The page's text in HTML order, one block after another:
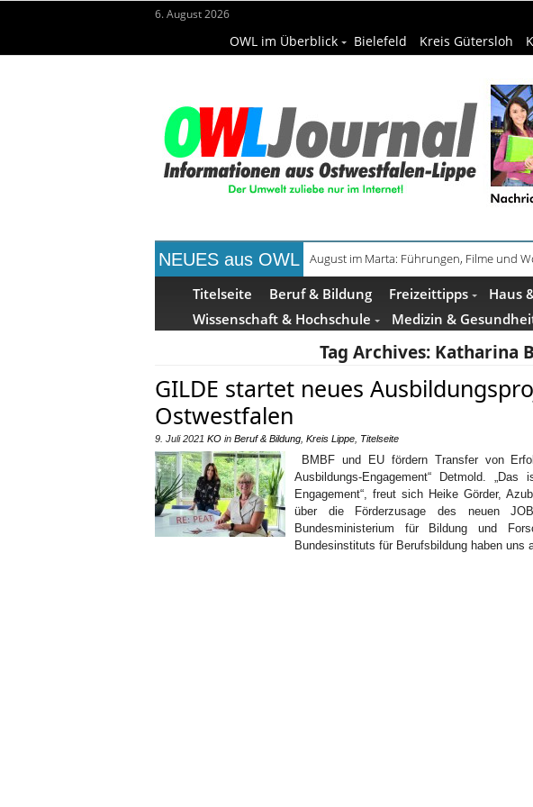
6. August 2026
OWL im Überblick Bielefeld Kreis Gütersloh
NEUES aus OWL August im Marta: Führungen, Filme und
Frühaufsteher-Führung im Mindener
Titelseite Beruf & Bildung Freizeittipps Haus
Wissenschaft & Hochschule
Medizin &
Tag Archives: Katharina
GILDE startet neues
Ostwestfalen
9. Juli 2021 KO in Beruf & Bildung Kreis Lippe Titelseite
BMBF und EU fördern Transfer von
Ausbildungs-Engagement“ Detmold.
Engagement“, freut sich Heike Görder,
über die Förderzusage des neuen
Bundesministerium für Bildung und
Bundesinstituts für Berufsbildung haben uns